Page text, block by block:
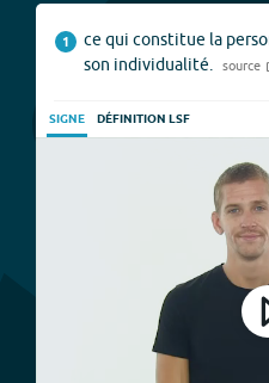
1
ce qui constitue la
son individualité.
source
SIGNE DÉFINITION LSF